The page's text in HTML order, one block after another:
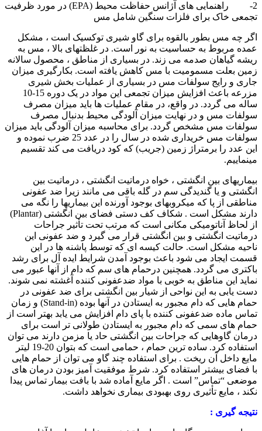
2- راهنمایی های آژانس حفاظت محیط ( EPA) در مورد ظرفیت
تجمعی خاک برای فلزات سنگین شامل مس
اگر چه مس بطور بالقوه برای گاو شیری توکسیک است ، مشکل
عمده مربوط به حساسیت به نور است. در غلظتهای بالا ، مس به
ریشه گیاهان صدمه می زند. در بسیاری از مناطق ، محصول سالانه
زمین بعلت مسمومیت با مس کاهش یافته است. بکارگیری میزان
جاری و رایج سولفات مس در بسیاری از عملیات بخش شیری
مزرعه باعث افزایش میزان تجمعی این مواد در یک دوره 15-10
ساله می گردد. در واقع، در مقام عملیات ها باید میزان مصرف
سولفات مس و در نهایت میزان آلودگی محیط بدنبال مصرف
سولفات مس مشخص گردد. برای محاسبه میزان آلودگی باید میزان
سولفات مس خریداری شده در سال را در عدد 25 ضرب نموده و
این عدد را برمتراژ زمین (جریب) که کود دریافت می کند تقسیم
مینماییم.
بیماریهای بین انگشتی ، خواه درماتیت انگشتی ، درماتیت بین
انگشتی و یا گندیدگی سم در گله باقی می مانند زیرا ضد عفونی
مناطقی از پا که میکروبهای بوجود آورنده این بیماریها را نگه می
دارند مشکل است . شکاف کف دستی فضای بین انگشتی (Plantar
)
از لحاظ آناتومیکی مکانی است که مرتب تحت تأثیر جراحات
درماتیت انگشتی و بین انگشتی قرار می گیرد و ضد عفونی این
ناحیه مشکل است. حالت کیسه ای که توسط پاشنه ها در این
قسمت ایجاد می شود باعث بوجود آمدن شرایط ایده آل برای رشد
باکتری می گردد. همچنین درحمام های سم که دام از آنها عبور می
نماید این مناطق به خوبی با مواد ضدعفونی کننده آغشته نمی شوند.
دست یابی به این نواحی از شیار بین انگشتی برای ضد عفونی در
حمام هایی که دام مجبور به ایستادن در آنها بوده (Stand-in) و زمان
تماس ماده ضدعفونی کننده با پای دام افزایش می یابد بهتر است از
حمام های سمی که دام مجبور به ایستادن طولانی تر است برای
درمان گاوهایی که جراحات بین انگشتی حاد یا مزمن دارند می توان
استفاده کرد. ساده ترین حمام ، حمامی است که بتوان 20-19 لیتر
مایع داخل آن ریخت . برای استفاده چند گاو می توان از حمام هایی
با فضای بیشتر استفاده کرد. شرط موفقیت آمیز بودن درمان های
موضعی “تماس” است . اگر مایع آماده شد با بافت بیمار تماس پیدا
نکند ، مایع تأثیری روی بهبودی بیماری نخواهد داشت.
نتیجه گیری :